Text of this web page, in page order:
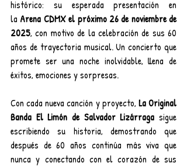
histórico: su esperada presentación en
la Arena CDMX el próximo 26 de noviembre de
2025, con motivo de la celebración de sus 60
años de trayectoria musical. Un concierto que
promete ser una noche inolvidable, llena de
éxitos, emociones y sorpresas.
Con cada nueva canción y proyecto, La Original
Banda El Limón de Salvador Lizárraga sigue
escribiendo su historia, demostrando que
después de 60 años continúa más viva que
nunca y conectando con el corazón de sus